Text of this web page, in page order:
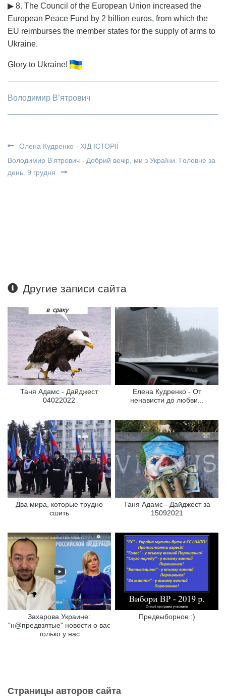
▶ 8. The Council of the European Union increased the
European Peace Fund by 2 billion euros, from which the
EU reimburses the member states for the supply of arms to
Ukraine.
Glory to Ukraine!
Володимир В’ятрович
Олена Кудренко - ХІД ІСТОРІЇ
Володимир В’ятрович - Добрий вечір, ми з України. Головне за
день. 9 грудня
Другие записи сайта
Таня Адамс - Дайджест
04022022
Елена Кудренко - От
ненависти до любви...
Два мира, которые трудно
сшить
Таня Адамс - Дайджест за
15092021
Захарова Украине:
"н@предвзятые" новости о вас
только у нас
Предвыборное :)
Страницы авторов сайта